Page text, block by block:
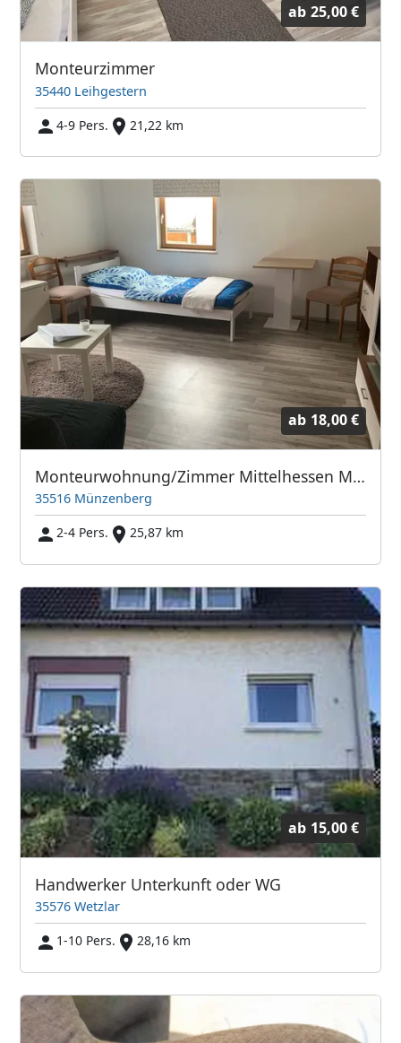
ab 25,00 €
Monteurzimmer
35440 Leihgestern
4-9 Pers.
21,22 km
ab 18,00 €
Monteurwohnung/Zimmer Mittelhessen Münzenberg
35516 Münzenberg
2-4 Pers.
25,87 km
ab 15,00 €
Handwerker Unterkunft oder WG
35576 Wetzlar
1-10 Pers.
28,16 km